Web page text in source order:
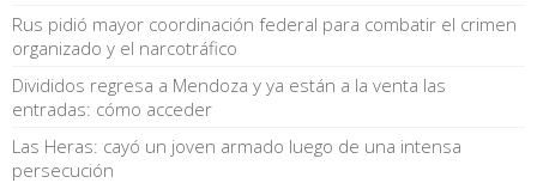
Rus pidió mayor coordinación federal para combatir el crimen
organizado y el narcotráfico
Divididos regresa a Mendoza y ya están a la venta las
entradas: cómo acceder
Las Heras: cayó un joven armado luego de una intensa
persecución